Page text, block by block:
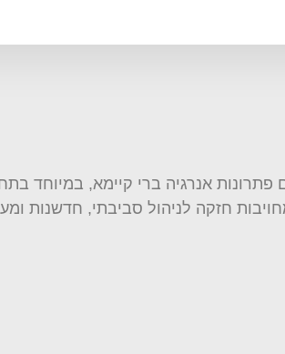
אנרגיה ברי קיימא, במיוחד
חזקה לניהול סביבתי, חדשנות